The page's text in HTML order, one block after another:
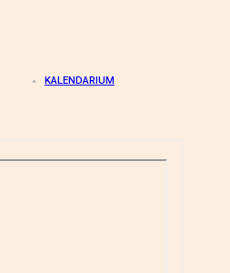
KALENDARIUM